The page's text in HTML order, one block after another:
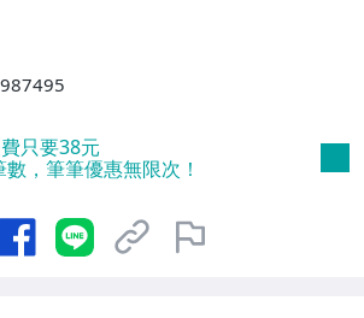
滿5件或消費滿$1298免運
配/貨運【單件運費$120、滿5件
只要38元
，筆筆優惠無限次！